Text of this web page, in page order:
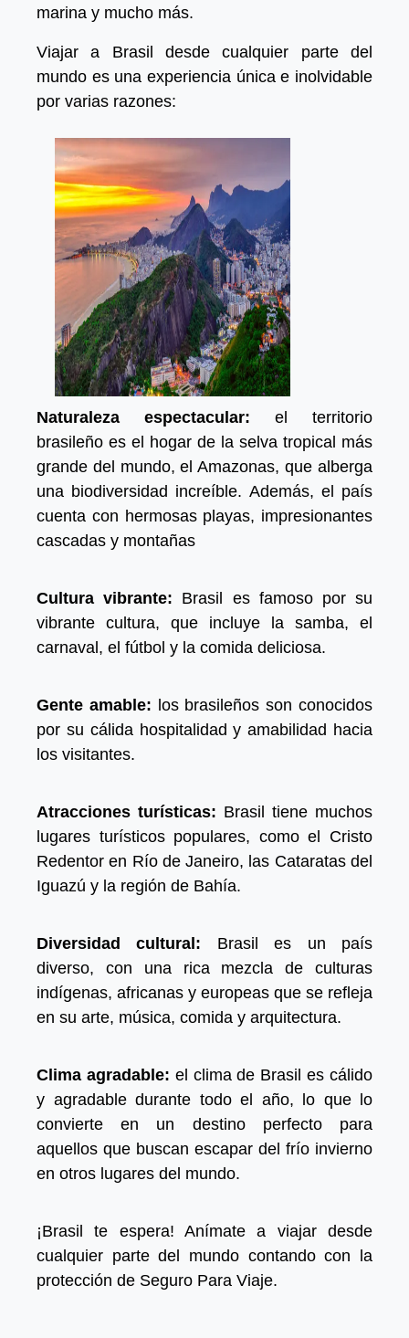
marina y mucho más.
Viajar a Brasil desde cualquier parte del
mundo es una experiencia única e inolvidable
por varias razones:
Naturaleza espectacular: el territorio
brasileño es el hogar de la selva tropical más
grande del mundo, el Amazonas, que alberga
una biodiversidad increíble. Además, el país
cuenta con hermosas playas, impresionantes
cascadas y montañas
Cultura vibrante: Brasil es famoso por su
vibrante cultura, que incluye la samba, el
carnaval, el fútbol y la comida deliciosa.
Gente amable: los brasileños son conocidos
por su cálida hospitalidad y amabilidad hacia
los visitantes.
Atracciones turísticas: Brasil tiene muchos
lugares turísticos populares, como el Cristo
Redentor en Río de Janeiro, las Cataratas del
Iguazú y la región de Bahía.
Diversidad cultural: Brasil es un país
diverso, con una rica mezcla de culturas
indígenas, africanas y europeas que se refleja
en su arte, música, comida y arquitectura.
Clima agradable: el clima de Brasil es cálido
y agradable durante todo el año, lo que lo
convierte en un destino perfecto para
aquellos que buscan escapar del frío invierno
en otros lugares del mundo.
¡Brasil te espera! Anímate a viajar desde
cualquier parte del mundo contando con la
protección de Seguro Para Viaje.